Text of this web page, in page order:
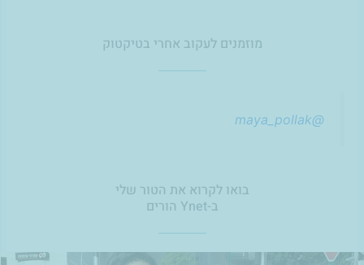
מוזמנים לעקוב אחרי בטיקטוק
@maya_pollak
בואו לקרוא את הטור שלי
ב-Ynet הורים